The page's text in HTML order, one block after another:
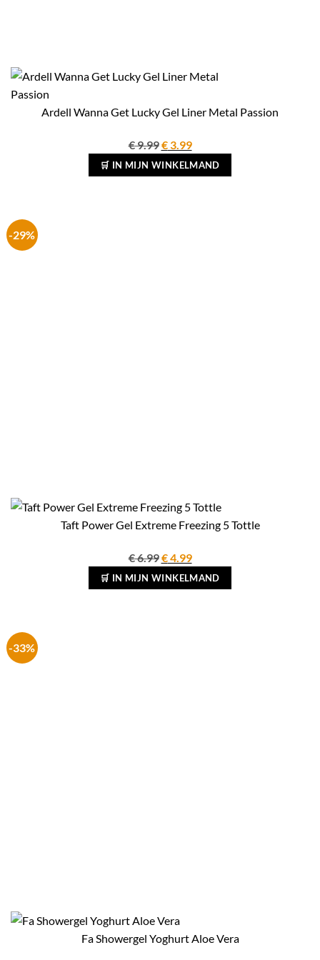
Ardell Wanna Get Lucky Gel Liner Metal Passion
€9.99Oorspronkelijke
prijs
was:
€3.99Huidige
prijs
is:
🛒 IN MIJN WINKELMAND
-29%
Taft Power Gel Extreme Freezing 5 Tottle
€6.99Oorspronkelijke
prijs
was:
€4.99Huidige
prijs
is:
🛒 IN MIJN WINKELMAND
-33%
Fa Showergel Yoghurt Aloe Vera